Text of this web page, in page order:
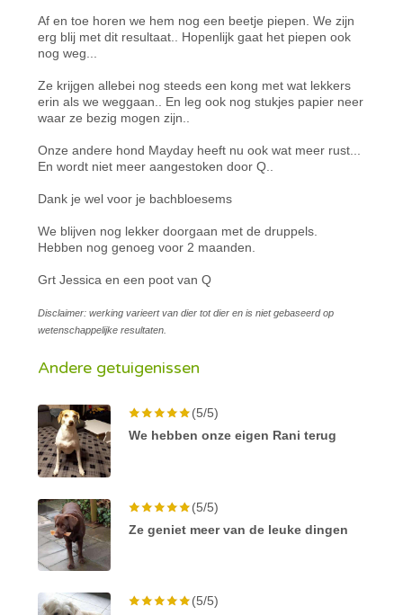
Af en toe horen we hem nog een beetje piepen. We zijn
erg blij met dit resultaat.. Hopenlijk gaat het piepen ook
nog weg...
Ze krijgen allebei nog steeds een kong met wat lekkers
erin als we weggaan.. En leg ook nog stukjes papier neer
waar ze bezig mogen zijn..
Onze andere hond Mayday heeft nu ook wat meer rust...
En wordt niet meer aangestoken door Q..
Dank je wel voor je bachbloesems
We blijven nog lekker doorgaan met de druppels.
Hebben nog genoeg voor 2 maanden.
Grt Jessica en een poot van Q
Disclaimer: werking varieert van dier tot dier en is niet gebaseerd op
wetenschappelijke resultaten.
Andere getuigenissen
(5/5)
We hebben onze eigen Rani terug
(5/5)
Ze geniet meer van de leuke dingen
(5/5)